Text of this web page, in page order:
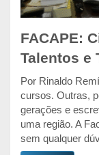
FACAPE:
Talentos e
Por Rinaldo
cursos. Outras,
gerações e
uma região. A
sem qualquer